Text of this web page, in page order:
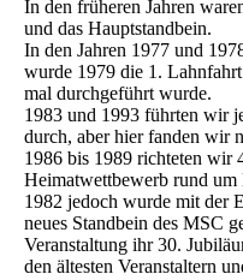
In den früheren Jahren
und das Hauptstandbein.
In den Jahren 1977 und
wurde 1979 die 1.
mal durchgeführt wurde.
1983 und 1993 führten wir
durch, aber hier fanden wir
1986 bis 1989 richteten wir
Heimatwettbewerb rund um
1982 jedoch wurde mit der
neues Standbein des MSC
Veranstaltung ihr 30.
den ältesten Veranstaltern